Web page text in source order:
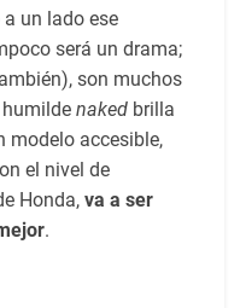
un lado ese
será un drama;
son muchos
humilde nakedbrilla
modelo accesible,
el nivel de
Honda, va a ser
.